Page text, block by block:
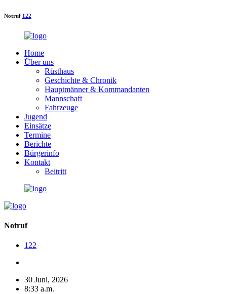
Notruf 122
Home
Über uns
Rüsthaus
Geschichte & Chronik
Hauptmänner & Kommandanten
Mannschaft
Fahrzeuge
Jugend
Einsätze
Termine
Berichte
Bürgerinfo
Kontakt
Beitritt
Notruf
122
30 Juni, 2026
8:33 a.m.